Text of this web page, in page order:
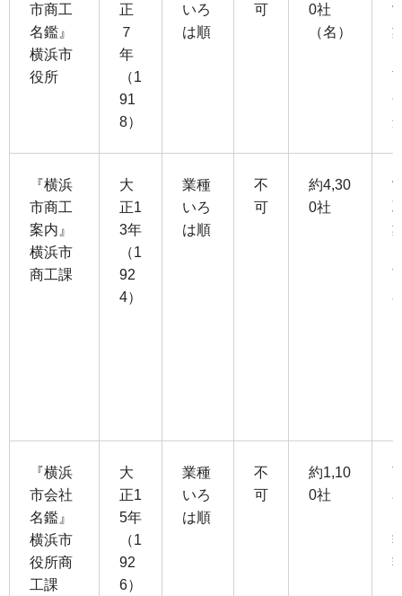
市商工
名鑑』
横浜市
役所
正
７
年
（1
91
8）
いろ
は順
可
0社
（名）
『横浜
市商工
案内』
横浜市
商工課
大
正1
3年
（1
92
4）
業種
いろ
は順
不
可
約4,30
0社
『横浜
市会社
名鑑』
横浜市
役所商
工課
大
正1
5年
（1
92
6）
業種
いろ
は順
不
可
約1,10
0社